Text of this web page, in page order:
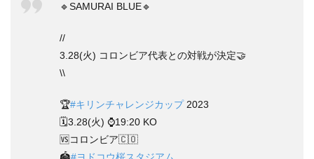
🔹SAMURAI BLUE🔹
//
3.28(火) コロンビア代表との対戦が決定🤝
\\
🏆#キリンチャレンジカップ2023
🗓️3.28(火) ⌚️19:20 KO
🆚コロンビア🇨🇴